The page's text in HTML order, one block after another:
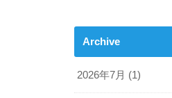
Archive
2026年7月 (1)